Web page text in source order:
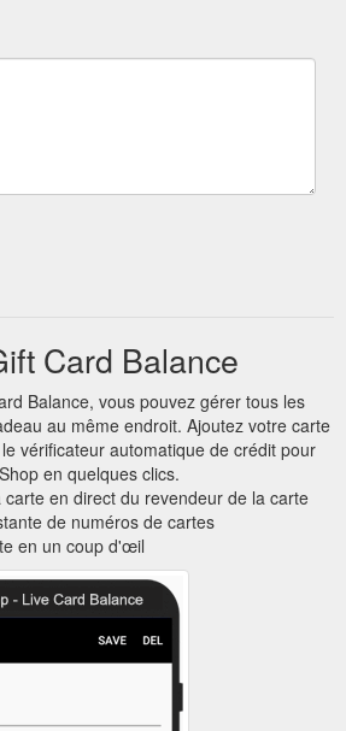
Card Balance
Balance, vous pouvez gérer tous les
au même endroit. Ajoutez votre carte
vérificateur automatique de crédit pour
en quelques clics.
carte en direct du revendeur de la carte
de numéros de cartes
en un coup d'œil